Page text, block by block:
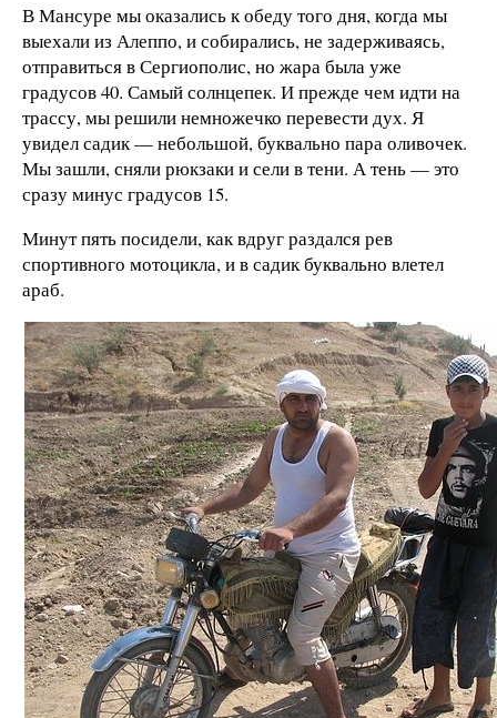
В Мансуре мы оказались к обеду того дня, когда мы
выехали из Алеппо, и собирались, не задерживаясь,
отправиться в Сергиополис, но жара была уже
градусов 40. Самый солнцепек. И прежде чем идти на
трассу, мы решили немножечко перевести дух. Я
увидел садик — небольшой, буквально пара оливочек.
Мы зашли, сняли рюкзаки и сели в тени. А тень — это
сразу минус градусов 15.
Минут пять посидели, как вдруг раздался рев
спортивного мотоцикла, и в садик буквально влетел
араб.